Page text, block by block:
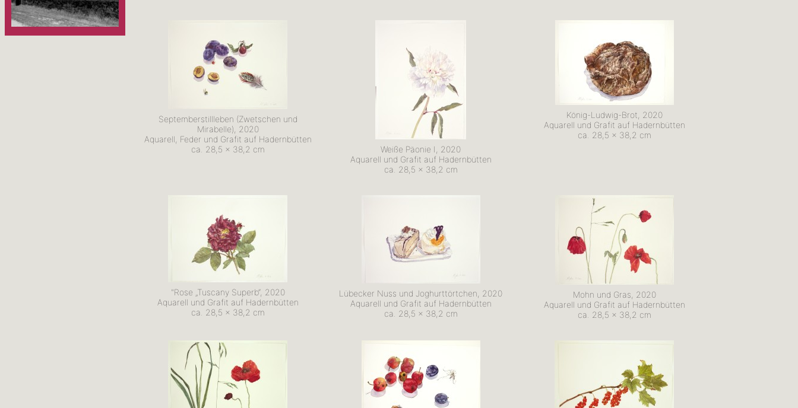
Septemberstillleben (Zwetschen und
Mirabelle), 2020
Aquarell, Feder und Grafit auf Hadernbütten
ca. 28,5 x 38,2 cm
Weiße Päonie I, 2020
Aquarell und Grafit auf Hadernbütten
ca. 28,5 x 38,2 cm
König-Ludwig-Brot, 2020
Aquarell und Grafit auf Hadernbütten
ca. 28,5 x 38,2 cm
"Rose „Tuscany Superb“, 2020
Aquarell und Grafit auf Hadernbütten
ca. 28,5 x 38,2 cm
Lübecker Nuss und Joghurttörtchen, 2020
Aquarell und Grafit auf Hadernbütten
ca. 28,5 x 38,2 cm
Mohn und Gras, 2020
Aquarell und Grafit auf Hadernbütten
ca. 28,5 x 38,2 cm